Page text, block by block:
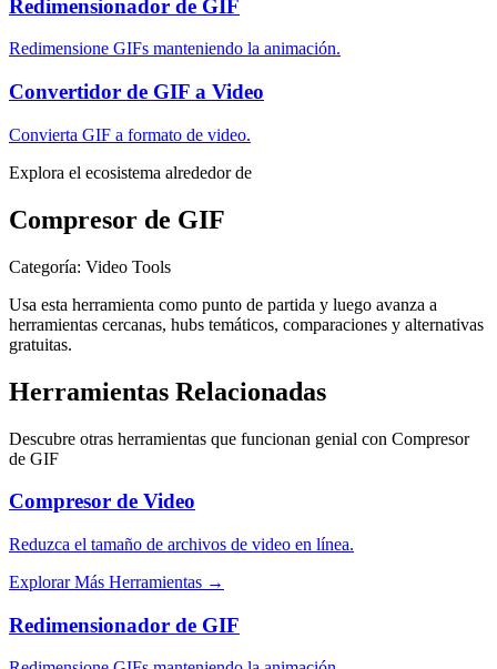
Redimensionador de GIF
Redimensione GIFs manteniendo la animación.
Convertidor de GIF a Video
Convierta GIF a formato de video.
Explora el ecosistema alrededor de
Compresor de GIF
Categoría: Video Tools
Usa esta herramienta como punto de partida y luego avanza a
herramientas cercanas, hubs temáticos, comparaciones y alternativas
gratuitas.
Herramientas Relacionadas
Descubre otras herramientas que funcionan genial con Compresor
de GIF
Compresor de Video
Reduzca el tamaño de archivos de video en línea.
Explorar Más Herramientas →
Redimensionador de GIF